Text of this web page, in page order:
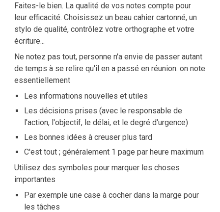
Faites-le bien. La qualité de vos notes compte pour
leur efficacité. Choisissez un beau cahier cartonné, un
stylo de qualité, contrôlez votre orthographe et votre
écriture...
Ne notez pas tout, personne n'a envie de passer autant
de temps à se relire qu'il en a passé en réunion. on note
essentiellement
Les informations nouvelles et utiles
Les décisions prises (avec le responsable de
l'action, l'objectif, le délai, et le degré d'urgence)
Les bonnes idées à creuser plus tard
C'est tout ; généralement 1 page par heure maximum
Utilisez des symboles pour marquer les choses
importantes
Par exemple une case à cocher dans la marge pour
les tâches